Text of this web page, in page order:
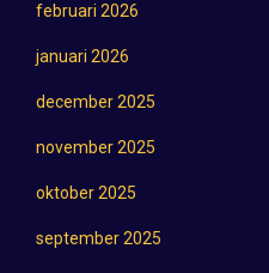
februari 2026
januari 2026
december 2025
november 2025
oktober 2025
september 2025